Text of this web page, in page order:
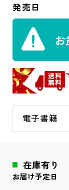
発売日
電子書籍
在庫有り
お届け予定日